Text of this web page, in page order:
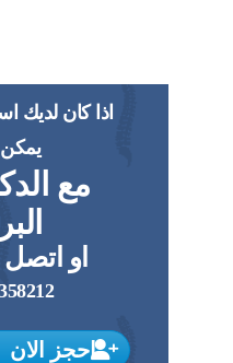
اذا كان لديك
يمكن
مع
او
احجز الان